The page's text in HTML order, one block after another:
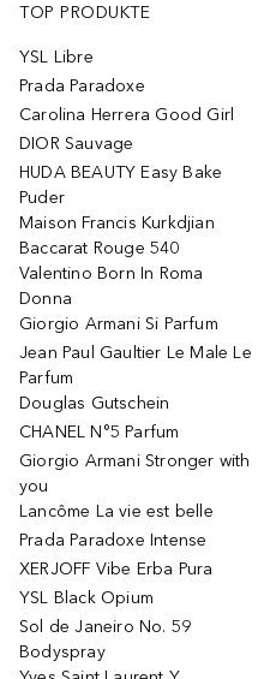
TOP PRODUKTE
YSL Libre
Prada Paradoxe
Carolina Herrera Good Girl
DIOR Sauvage
HUDA BEAUTY Easy Bake
Puder
Maison Francis Kurkdjian
Baccarat Rouge 540
Valentino Born In Roma
Donna
Giorgio Armani Si Parfum
Jean Paul Gaultier Le Male Le
Parfum
Douglas Gutschein
CHANEL N°5 Parfum
Giorgio Armani Stronger with
you
Lancôme La vie est belle
Prada Paradoxe Intense
XERJOFF Vibe Erba Pura
YSL Black Opium
Sol de Janeiro No. 59
Bodyspray